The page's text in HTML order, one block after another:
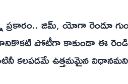
ప్ర‌కారం.. జిమ్, యోగా రెండూ
పోటీగా కాకుండా ఈ
కలపడమే ఉత్తమమైన విధానమని